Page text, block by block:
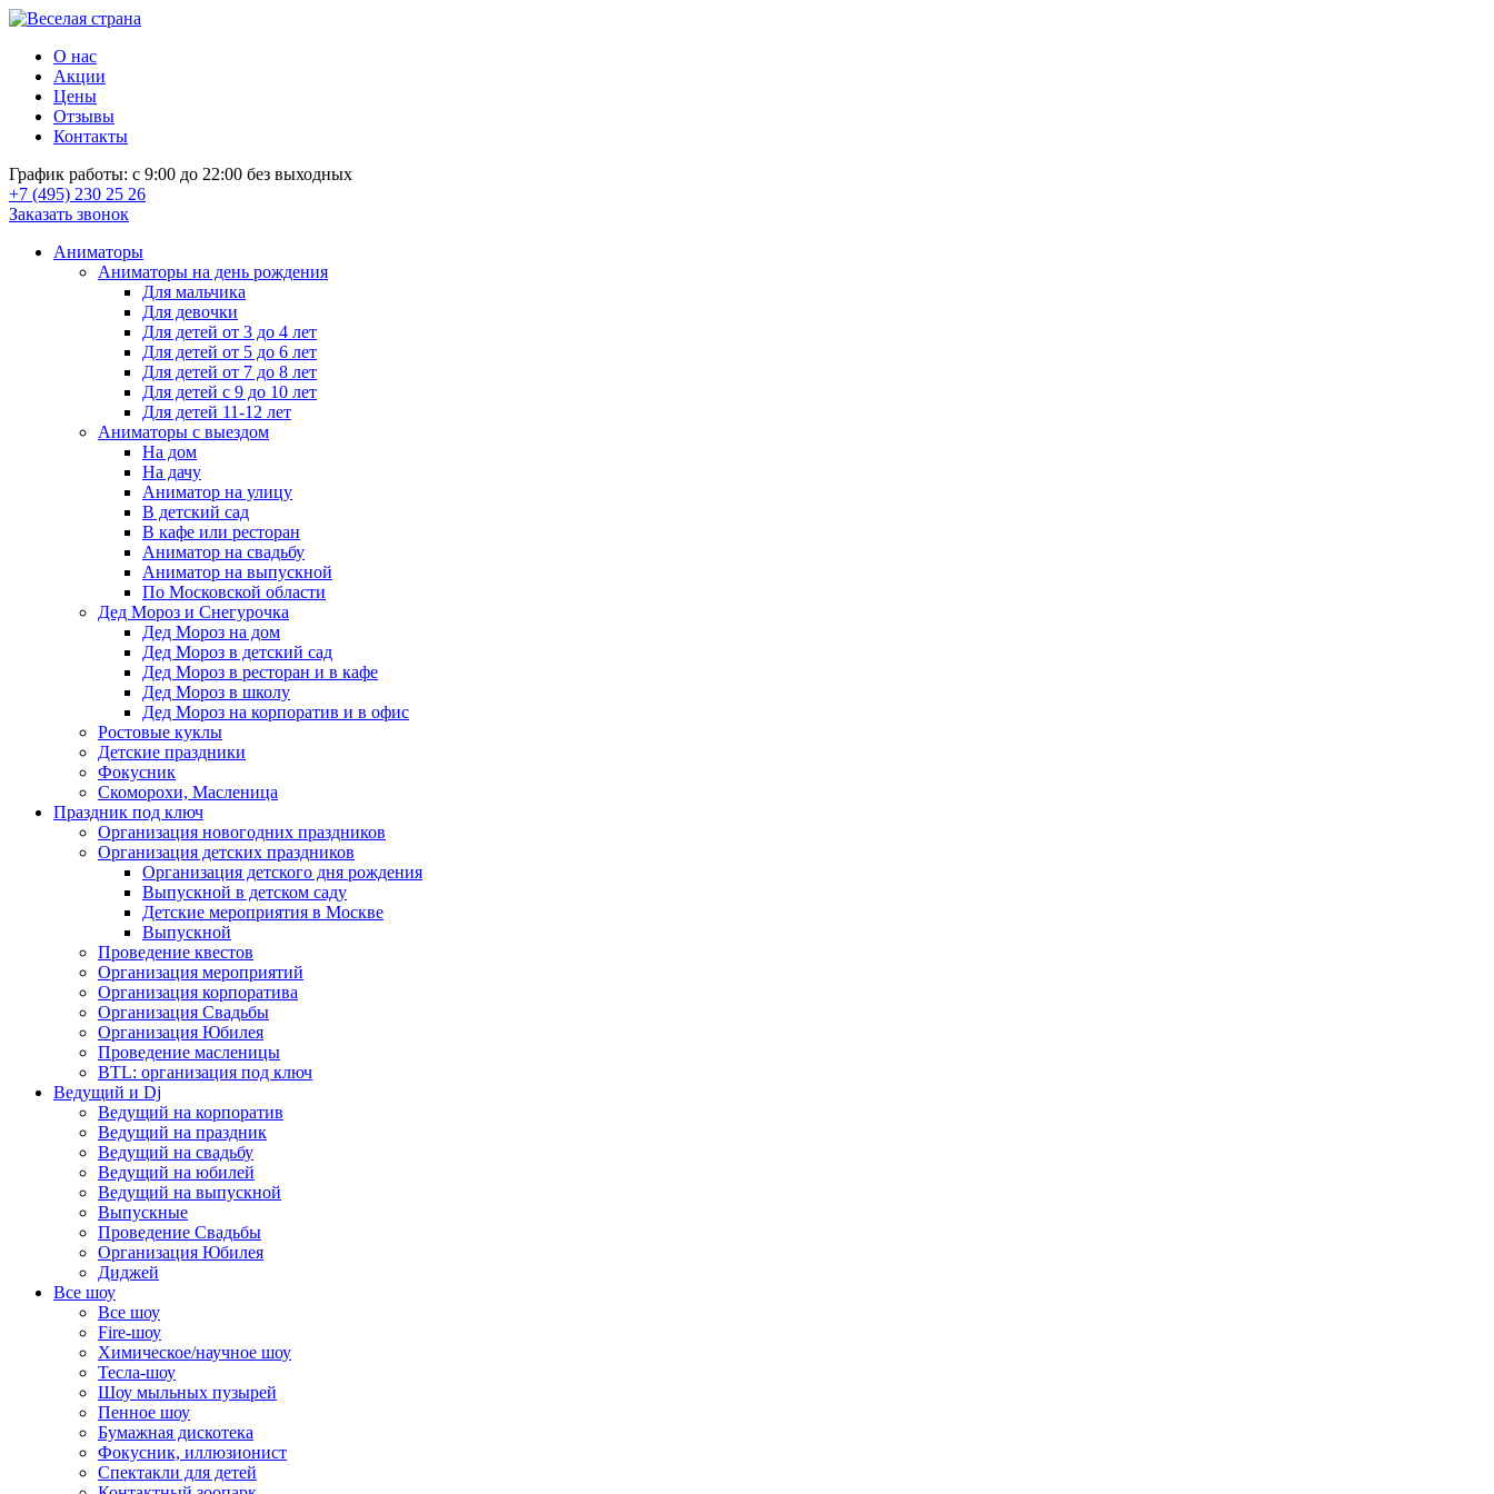
О нас
Акции
Цены
Отзывы
Контакты
График работы: с 9:00 до 22:00 без выходных
+7 (495) 230 25 26
Заказать звонок
Аниматоры
Аниматоры на день рождения
Для мальчика
Для девочки
Для детей от 3 до 4 лет
Для детей от 5 до 6 лет
Для детей от 7 до 8 лет
Для детей с 9 до 10 лет
Для детей 11-12 лет
Аниматоры с выездом
На дом
На дачу
Аниматор на улицу
В детский сад
В кафе или ресторан
Аниматор на свадьбу
Аниматор на выпускной
По Московской области
Дед Мороз и Снегурочка
Дед Мороз на дом
Дед Мороз в детский сад
Дед Мороз в ресторан и в кафе
Дед Мороз в школу
Дед Мороз на корпоратив и в офис
Ростовые куклы
Детские праздники
Фокусник
Скоморохи, Масленица
Праздник под ключ
Организация новогодних праздников
Организация детских праздников
Организация детского дня рождения
Выпускной в детском саду
Детские мероприятия в Москве
Выпускной
Проведение квестов
Организация мероприятий
Организация корпоратива
Организация Свадьбы
Организация Юбилея
Проведение масленицы
BTL: организация под ключ
Ведущий и Dj
Ведущий на корпоратив
Ведущий на праздник
Ведущий на свадьбу
Ведущий на юбилей
Ведущий на выпускной
Выпускные
Проведение Свадьбы
Организация Юбилея
Диджей
Все шоу
Все шоу
Fire-шоу
Химическое/научное шоу
Тесла-шоу
Шоу мыльных пузырей
Пенное шоу
Бумажная дискотека
Фокусник, иллюзионист
Спектакли для детей